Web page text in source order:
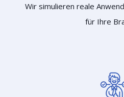
Wir simulieren reale
für Ihre